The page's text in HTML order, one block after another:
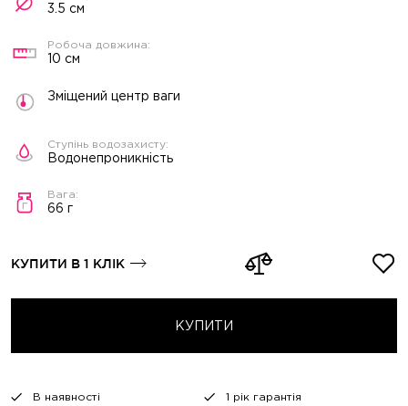
КУПИТИ
КУПИТИ В 1 КЛІК
3.5 см
10 см
Зміщений центр ваги
Водонепроникність
66 г
В наявності
1 рік гарантія